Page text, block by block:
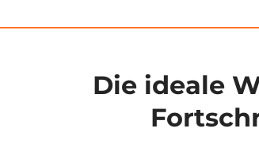
Die ideale